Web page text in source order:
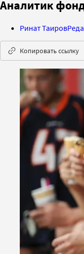
Аналитик
Ринат Таиров
Копировать ссылку